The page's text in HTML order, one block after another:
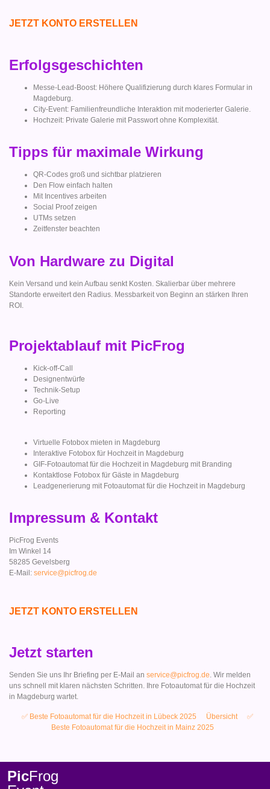
JETZT KONTO ERSTELLEN
Erfolgsgeschichten
Messe-Lead-Boost: Höhere Qualifizierung durch klares Formular in
Magdeburg.
City-Event: Familienfreundliche Interaktion mit moderierter Galerie.
Hochzeit: Private Galerie mit Passwort ohne Komplexität.
Tipps für maximale Wirkung
QR-Codes groß und sichtbar platzieren
Den Flow einfach halten
Mit Incentives arbeiten
Social Proof zeigen
UTMs setzen
Zeitfenster beachten
Von Hardware zu Digital
Kein Versand und kein Aufbau senkt Kosten. Skalierbar über mehrere
Standorte erweitert den Radius. Messbarkeit von Beginn an stärken Ihren
ROI.
Projektablauf mit PicFrog
Kick-off-Call
Designentwürfe
Technik-Setup
Go-Live
Reporting
Virtuelle Fotobox mieten in Magdeburg
Interaktive Fotobox für Hochzeit in Magdeburg
GIF-Fotoautomat für die Hochzeit in Magdeburg mit Branding
Kontaktlose Fotobox für Gäste in Magdeburg
Leadgenerierung mit Fotoautomat für die Hochzeit in Magdeburg
Impressum & Kontakt
PicFrog Events
Im Winkel 14
58285 Gevelsberg
E-Mail: service@picfrog.de
JETZT KONTO ERSTELLEN
Jetzt starten
Senden Sie uns Ihr Briefing per E-Mail an service@picfrog.de. Wir melden
uns schnell mit klaren nächsten Schritten. Ihre Fotoautomat für die Hochzeit
in Magdeburg wartet.
✅ Beste Fotoautomat für die Hochzeit in Lübeck 2025 Übersicht
✅
Beste Fotoautomat für die Hochzeit in Mainz 2025
PicFrog